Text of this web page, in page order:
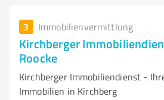
3 Immobilienvermittlung
Kirchberger
Roocke
Kirchberger Immobiliendienst -
Immobilien in Kirchberg